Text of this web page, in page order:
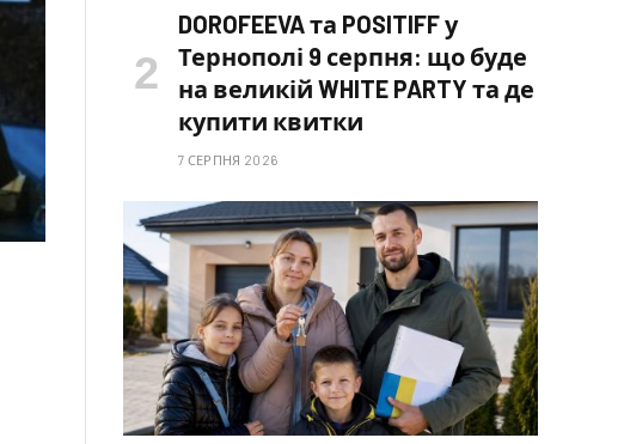
DOROFEEVA та POSITIFF у
Тернополі 9 серпня: що буде
на великій WHITE PARTY та де
купити квитки
7 СЕРПНЯ 2026